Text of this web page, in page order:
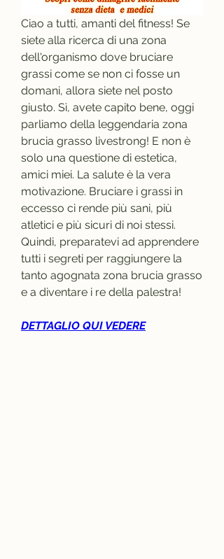
Ciao a tutti, amanti del fitness! Se
siete alla ricerca di una zona
dell'organismo dove bruciare
grassi come se non ci fosse un
domani, allora siete nel posto
giusto. Sì, avete capito bene, oggi
parliamo della leggendaria zona
brucia grasso livestrong! E non è
solo una questione di estetica,
amici miei. La salute è la vera
motivazione. Bruciare i grassi in
eccesso ci rende più sani, più
atletici e più sicuri di noi stessi.
Quindi, preparatevi ad apprendere
tutti i segreti per raggiungere la
tanto agognata zona brucia grasso
e a diventare i re della palestra!
DETTAGLIO QUI VEDERE